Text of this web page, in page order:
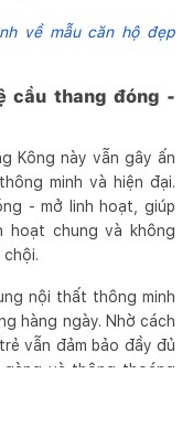
về mẫu căn hộ đẹp
cầu thang đóng -
Kông này vẫn gây ấn
minh và hiện đại.
- mở linh hoạt, giúp
hoạt chung và không
nội thất thông minh
hàng ngày. Nhờ cách
vẫn đảm bảo đầy đủ
và thông thoáng
kế, thi công
hoàn thiện nhà